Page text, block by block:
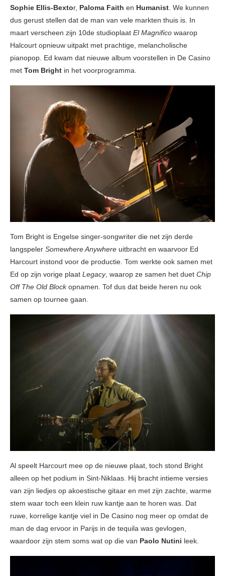
Sophie Ellis-Bextor, Paloma Faith en Humanist. We kunnen
dus gerust stellen dat de man van vele markten thuis is. In
maart verscheen zijn 10de studioplaat El Magnifico waarop
Halcourt opnieuw uitpakt met prachtige, melancholische
pianopop. Ed kwam dat nieuwe album voorstellen in De Casino
met Tom Bright in het voorprogramma.
Tom Bright is Engelse singer-songwriter die net zijn derde
langspeler Somewhere Anywhere uitbracht en waarvoor Ed
Harcourt instond voor de productie. Tom werkte ook samen met
Ed op zijn vorige plaat Legacy, waarop ze samen het duet Chip
Off The Old Blockopnamen. Tof dus dat beide heren nu ook
samen op tournee gaan.
Al speelt Harcourt mee op de nieuwe plaat, toch stond Bright
alleen op het podium in Sint-Niklaas. Hij bracht intieme versies
van zijn liedjes op akoestische gitaar en met zijn zachte, warme
stem waar toch een klein ruw kantje aan te horen was. Dat
ruwe, korrelige kantje viel in De Casino nog meer op omdat de
man de dag ervoor in Parijs in de tequila was gevlogen,
waardoor zijn stem soms wat op die van Paolo Nutini leek.